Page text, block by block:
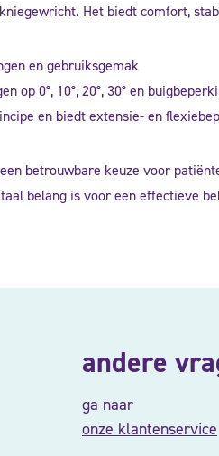
Het biedt comfort,
en gebruiksgemak
op 0°, 10°, 20°, 30° en
en biedt extensie- en
betrouwbare keuze voor
belang is voor een effectieve
andere
ga naar
onze klantenservice